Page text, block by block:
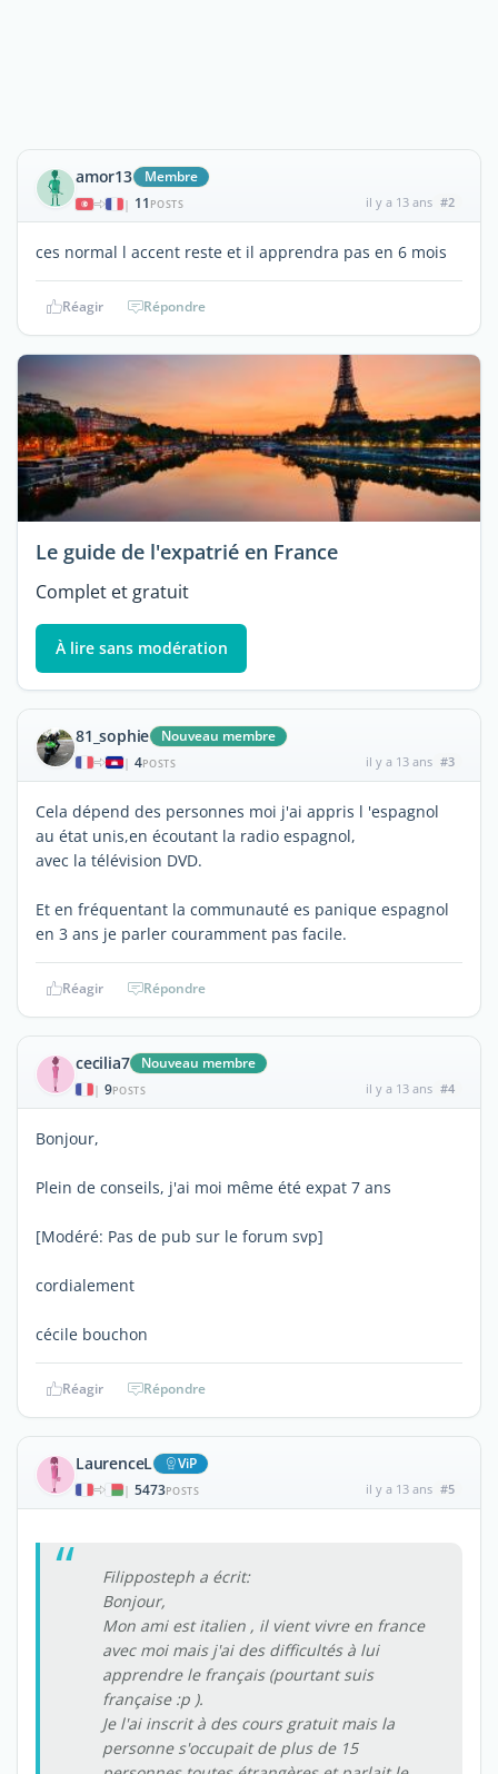
amor13 Membre
| 11 POSTS il y a 13 ans #2
ces normal l accent reste et il apprendra pas en 6 mois
Réagir Répondre
Le guide de l'expatrié en France
Complet et gratuit
À lire sans modération
81_sophie Nouveau membre
| 4POSTS il y a 13 ans #3
Cela dépend des personnes moi j'ai appris l 'espagnol
au état unis,en écoutant la radio espagnol,
avec la télévision DVD.
Et en fréquentant la communauté es panique espagnol
en 3 ans je parler couramment pas facile.
Réagir Répondre
cecilia7 Nouveau membre
| 9POSTS il y a 13 ans #4
Bonjour,
Plein de conseils, j'ai moi même été expat 7 ans
[Modéré: Pas de pub sur le forum svp]
cordialement
cécile bouchon
Réagir Répondre
LaurenceL ViP
| 5473POSTS il y a 13 ans #5
Filipposteph a écrit:
Bonjour,
Mon ami est italien , il vient vivre en france
avec moi mais j'ai des difficultés à lui
apprendre le français (pourtant suis
française :p ).
Je l'ai inscrit à des cours gratuit mais la
personne s'occupait de plus de 15